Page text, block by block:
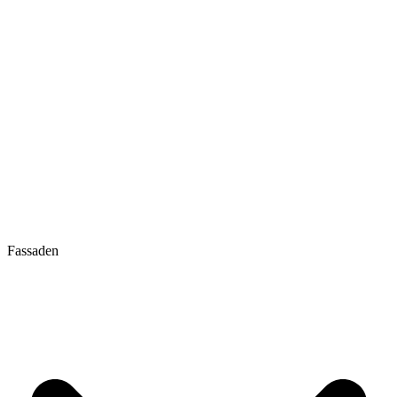
Fassaden